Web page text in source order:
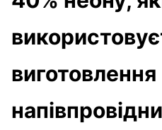
виготовлення